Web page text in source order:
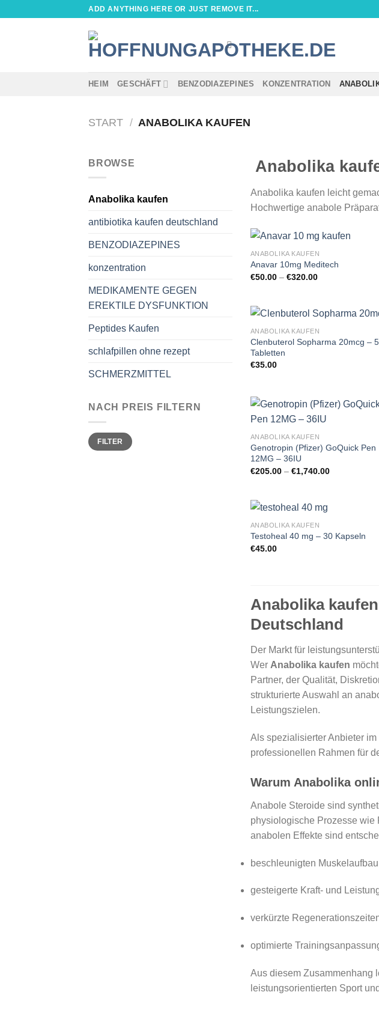
ADD ANYTHING HERE OR JUST REMOVE IT...
HEIM GESCHÄFT BENZODIAZEPINES KONZENTRATION
START / ANABOLIKA KAUFEN
BROWSE
Anabolika kaufen
antibiotika kaufen deutschland
BENZODIAZEPINES
konzentration
MEDIKAMENTE GEGEN
EREKTILE DYSFUNKTION
Peptides Kaufen
schlafpillen ohne rezept
SCHMERZMITTEL
NACH PREIS FILTERN
Min.
Preis
Max.
PreisFILTER
Anabolika
Anabolika kaufen leicht
Hochwertige anabole
ANABOLIKA KAUFEN
Anavar 10mg Meditech
€50.00 – €320.00Preisspanne:
ANABOLIKA KAUFEN
Clenbuterol Sopharma 20mcg –
Tabletten
€35.00
ANABOLIKA KAUFEN
Genotropin (Pfizer) GoQuick Pen
12MG – 36IU
€205.00 – €1,740.00Preisspanne:
ANABOLIKA KAUFEN
Testoheal 40 mg – 30 Kapseln
€45.00
Anabolika
Deutschland
Der Markt für
Wer Anabolika kaufen
Partner, der Qualität,
strukturierte Auswahl an
Leistungszielen.
Als spezialisierter Anbieter
professionellen Rahmen für
Warum Anabolika
Anabole Steroide sind
physiologische Prozesse wie
anabolen Effekte sind
beschleunigten Muskelaufbau
gesteigerte Kraft- und
verkürzte
optimierte
Aus diesem Zusammenhang
leistungsorientierten Sport